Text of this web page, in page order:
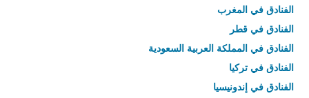
الفنادق في المغرب
الفنادق في قطر
الفنادق في المملكة العربية السعودية
الفنادق في تركيا
الفنادق في إندونيسيا